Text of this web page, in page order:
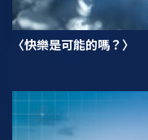
〈快樂是可能的嗎？〉